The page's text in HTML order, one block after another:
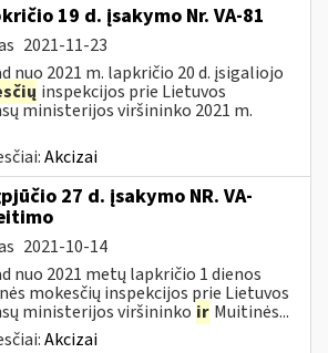
19 d. įsakymo Nr. VA-81
2021-11-23
nuo 2021 m. lapkričio 20 d. įsigaliojo
inspekcijos prie Lietuvos
ministerijos viršininko 2021 m.
Akcizai
27 d. įsakymo NR. VA-
2021-10-14
nuo 2021 metų lapkričio 1 dienos
mokesčių inspekcijos prie Lietuvos
ministerijos viršininko ir Muitinės...
Akcizai